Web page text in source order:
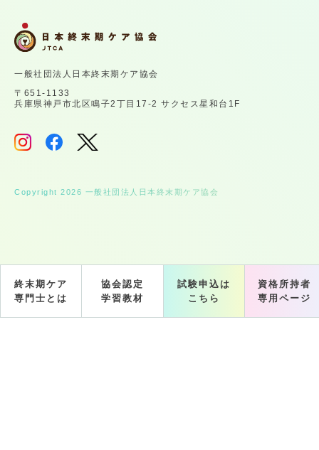
終末期ケア
専門士とは
協会認定
学習教材
試験申込は
こちら
資格所持者
専用ページ
一般社団法人日本終末期ケア協会
〒651-1133
兵庫県神戸市北区鳴子2丁目17-2 サクセス星和台1F
Copyright 2026 一般社団法人日本終末期ケア協会